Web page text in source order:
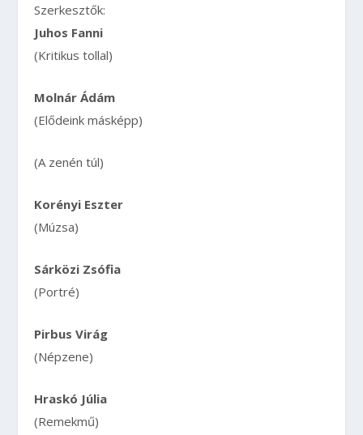
Szerkesztők:
Juhos Fanni
(Kritikus tollal)
Molnár Ádám
(Elődeink másképp)
(A zenén túl)
Korényi Eszter
(Múzsa)
Sárközi Zsófia
(Portré)
Pirbus Virág
(Népzene)
Hraskó Júlia
(Remekmű)